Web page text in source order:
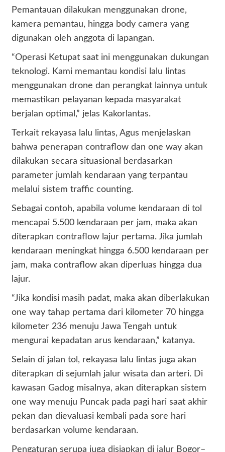
Pemantauan dilakukan menggunakan drone,
kamera pemantau, hingga body camera yang
digunakan oleh anggota di lapangan.
“Operasi Ketupat saat ini menggunakan dukungan
teknologi. Kami memantau kondisi lalu lintas
menggunakan drone dan perangkat lainnya untuk
memastikan pelayanan kepada masyarakat
berjalan optimal,” jelas Kakorlantas.
Terkait rekayasa lalu lintas, Agus menjelaskan
bahwa penerapan contraflow dan one way akan
dilakukan secara situasional berdasarkan
parameter jumlah kendaraan yang terpantau
melalui sistem traffic counting.
Sebagai contoh, apabila volume kendaraan di tol
mencapai 5.500 kendaraan per jam, maka akan
diterapkan contraflow lajur pertama. Jika jumlah
kendaraan meningkat hingga 6.500 kendaraan per
jam, maka contraflow akan diperluas hingga dua
lajur.
“Jika kondisi masih padat, maka akan diberlakukan
one way tahap pertama dari kilometer 70 hingga
kilometer 236 menuju Jawa Tengah untuk
mengurai kepadatan arus kendaraan,” katanya.
Selain di jalan tol, rekayasa lalu lintas juga akan
diterapkan di sejumlah jalur wisata dan arteri. Di
kawasan Gadog misalnya, akan diterapkan sistem
one way menuju Puncak pada pagi hari saat akhir
pekan dan dievaluasi kembali pada sore hari
berdasarkan volume kendaraan.
Pengaturan serupa juga disiapkan di jalur Bogor–